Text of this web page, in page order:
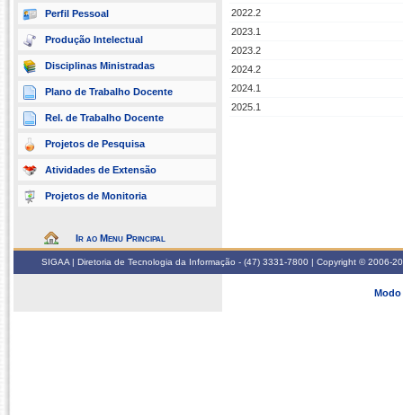
Perfil Pessoal
Produção Intelectual
Disciplinas Ministradas
Plano de Trabalho Docente
Rel. de Trabalho Docente
Projetos de Pesquisa
Atividades de Extensão
Projetos de Monitoria
Ir ao Menu Principal
2022.2
2023.1
2023.2
2024.2
2024.1
2025.1
SIGAA | Diretoria de Tecnologia da Informação - (47) 3331-7800 | Copyright © 2006-
Modo